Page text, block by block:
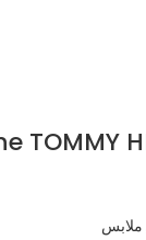
TOMMY
ملابس